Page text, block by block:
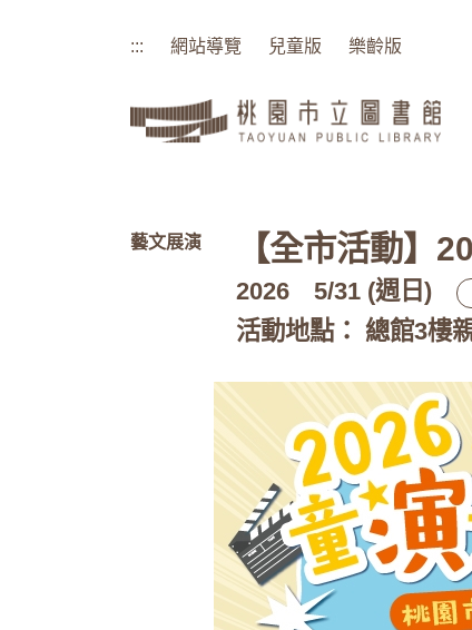
::: 網站導覽 兒童版 樂齡版
藝文展演 【全市活動】
2026 5/31 (週日)
活動地點： 總館3樓